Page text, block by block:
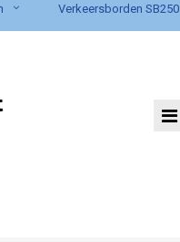
Verkeersborden SB250